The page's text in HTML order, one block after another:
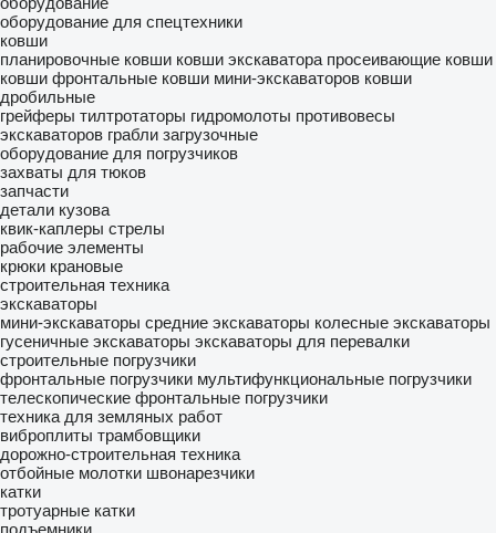
оборудование для спецтехники
ковши
планировочные ковши ковши экскаватора просеивающие ковши
ковши фронтальные ковши мини-экскаваторов ковши
дробильные
грейферы тилтротаторы гидромолоты противовесы
экскаваторов грабли загрузочные
оборудование для погрузчиков
захваты для тюков
запчасти
детали кузова
квик-каплеры стрелы
рабочие элементы
крюки крановые
строительная техника
экскаваторы
мини-экскаваторы средние экскаваторы колесные экскаваторы
гусеничные экскаваторы экскаваторы для перевалки
строительные погрузчики
фронтальные погрузчики мультифункциональные погрузчики
телескопические фронтальные погрузчики
техника для земляных работ
виброплиты трамбовщики
дорожно-строительная техника
отбойные молотки швонарезчики
катки
тротуарные катки
подъемники